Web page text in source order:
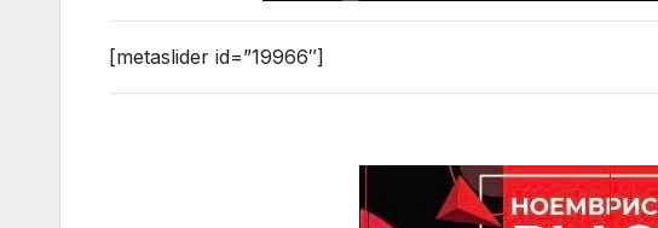
[metaslider id=”19966″]